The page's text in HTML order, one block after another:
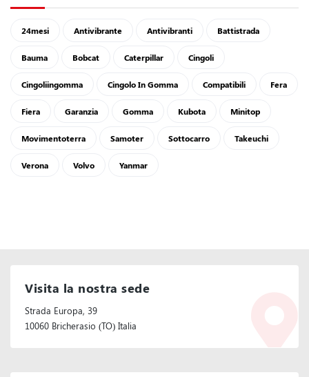
24mesi Antivibrante Antivibranti Battistrada
Bauma Bobcat Caterpillar Cingoli
Cingoliingomma Cingolo In Gomma Compatibili Fera
Fiera Garanzia Gomma Kubota Minitop
Movimentoterra Samoter Sottocarro Takeuchi
Verona Volvo Yanmar
Visita la nostra sede
Strada Europa, 39
10060 Bricherasio (TO) Italia